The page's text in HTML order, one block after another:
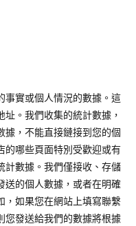
事實或個人情況的數據。這
。我們收集的統計數據，
據，不能直接鏈接到您的個
的哪些頁面特別受歡迎或有
計數據。我們僅接收、存儲
送的個人數據，或者在明確
，如果您在網站上填寫聯繫
您發送給我們的數據將根據